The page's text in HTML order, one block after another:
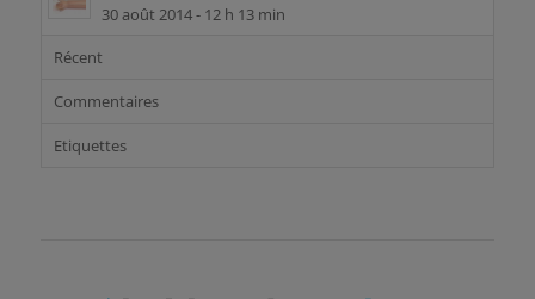
30 août 2014 - 12 h 13 min
Récent
Commentaires
Etiquettes